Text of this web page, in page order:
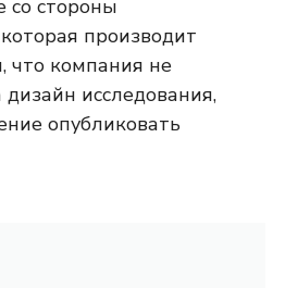
со стороны
производит
что компания не
исследования,
опубликовать